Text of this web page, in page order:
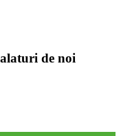
de noi